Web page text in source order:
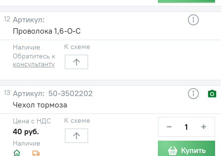
12
Проволока 1,6-О-С
Наличие
Обратитесь к
консультанту
К схеме
13
50-3502202
Чехол тормоза
Наличие
Цена с НДС
40 руб.
К схеме − +
Купить